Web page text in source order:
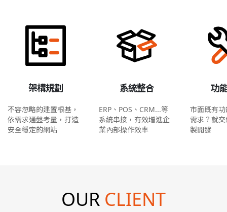
架構規劃
不容忽略的建置根基，
依需求通盤考量，打造
安全穩定的網站
系統整合
ERP、POS、CRM...等
系統串接，有效增進企
業內部操作效率
功
市面既有
需求？就
製開發
OUR CLIENT